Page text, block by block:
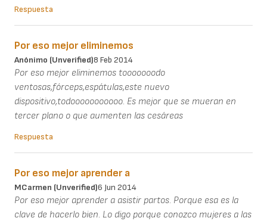
Respuesta
Por eso mejor eliminemos
Anónimo (unverified)8 Feb 2014
Por eso mejor eliminemos tooooooodo
ventosas,fórceps,espátulas,este nuevo
dispositivo,todooooooooooo. Es mejor que se mueran en
tercer plano o que aumenten las cesáreas
Respuesta
Por eso mejor aprender a
MCarmen (unverified)6 Jun 2014
Por eso mejor aprender a asistir partos. Porque esa es la
clave de hacerlo bien. Lo digo porque conozco mujeres a las